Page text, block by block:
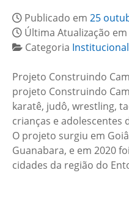
Publicado em 25
Última Atualização em
Categoria Institucional
Projeto Construindo
projeto Construindo
karatê, judô, wrestling,
crianças e adolescentes
O projeto surgiu em
Guanabara, e em 2020
cidades da região do